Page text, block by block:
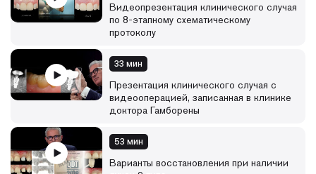
Видеопрезентация клинического случая
по 8-этапному схематическому
протоколу
33 мин
Презентация клинического случая с
видеооперацией, записанная в клинике
доктора Гамборены
53 мин
Варианты восстановления при наличии